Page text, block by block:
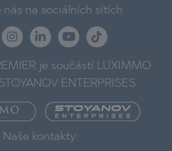
nás na sociálních sítích
je součástí LUXIMMO
ENTERPRISES
Naše kontakty: